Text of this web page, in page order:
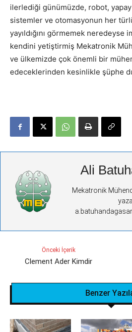
ilerlediği günümüzde, robot, yapay
sistemler ve otomasyonun her
yayıldığını görmemek neredeyse
kendini yetiştirmiş Mekatronik
ve ülkemizde çok önemli bir
edeceklerinden kesinlikle şüphe
Ali
Mekatronik
Önceki İçerik
Clement Ader Kimdir
Benzer